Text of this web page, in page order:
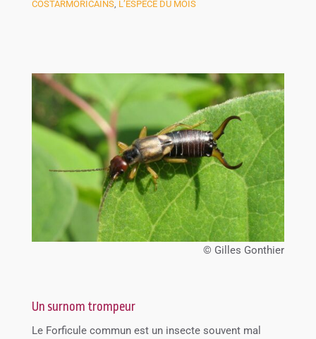
COSTARMORICAINS, L’ESPÈCE DU MOIS
© Gilles Gonthier
Un surnom trompeur
Le Forficule commun est un insecte souvent mal